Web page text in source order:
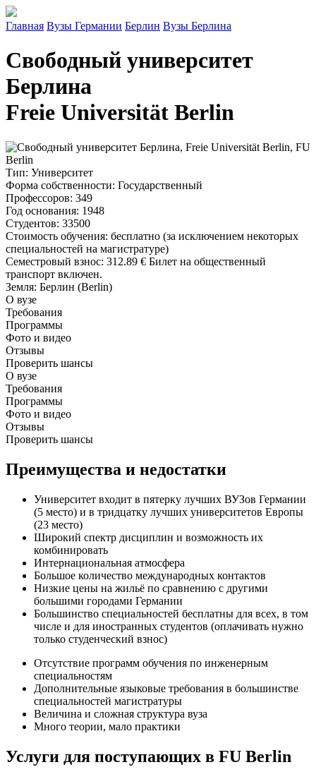
Главная Вузы Германии Берлин Вузы Берлина
Свободный университет
Берлина
Freie Universität Berlin
Тип: Университет
Форма собственности: Государственный
Профессоров: 349
Год основания: 1948
Студентов: 33500
Стоимость обучения: бесплатно (за исключением некоторых
специальностей на магистратуре)
Семестровый взнос: 312.89 € Билет на общественный
транспорт включен.
Земля: Берлин (Berlin)
О вузе
Требования
Программы
Фото и видео
Отзывы
Проверить шансы
О вузе
Требования
Программы
Фото и видео
Отзывы
Проверить шансы
Преимущества и недостатки
Университет входит в пятерку лучших ВУЗов Германии
(5 место) и в тридцатку лучших университетов Европы
(23 место)
Широкий спектр дисциплин и возможность их
комбинировать
Интернациональная атмосфера
Большое количество международных контактов
Низкие цены на жильё по сравнению с другими
большими городами Германии
Большинство специальностей бесплатны для всех, в том
числе и для иностранных студентов (оплачивать нужно
только студенческий взнос)
Отсутствие программ обучения по инженерным
специальностям
Дополнительные языковые требования в большинстве
специальностей магистратуры
Величина и сложная структура вуза
Много теории, мало практики
Услуги для поступающих в FU Berlin